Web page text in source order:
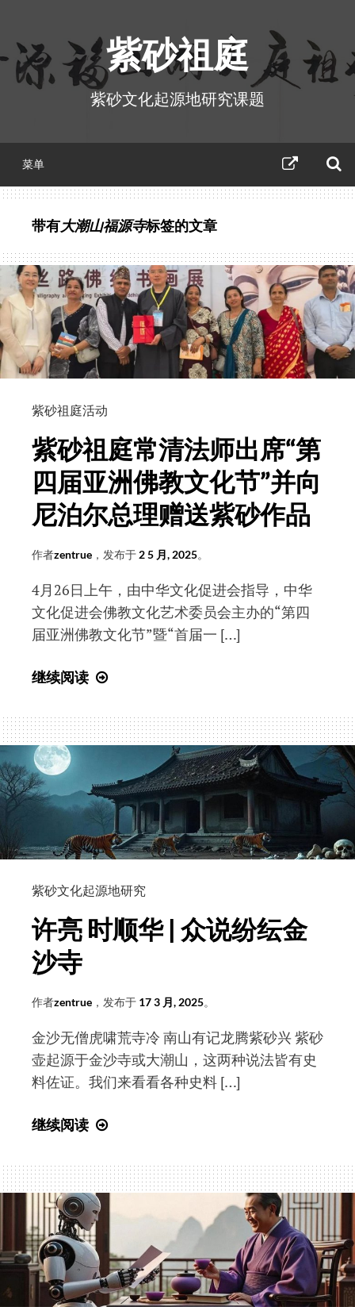
正
紫砂祖庭
紫砂文化起源地研究课题
菜单
祖
带有大潮山福源寺标签的文章
紫砂祖庭活动
紫砂祖庭常清法师出席“第
四届亚洲佛教文化节”并向
尼泊尔总理赠送紫砂作品
作者zentrue ，发布于 2 5 月, 2025。
4月26日上午，由中华文化促进会指导，中华
文化促进会佛教文化艺术委员会主办的“第四
届亚洲佛教文化节”暨“首届一 […]
继续阅读
祖
庭
清
法
师
出
“第
届
佛
文
化
节”
泊
尔
赠
送
紫
紫砂文化起源地研究
许亮 时顺华 | 众说纷纭金
沙寺
作者zentrue ，发布于 17 3 月, 2025。
金沙无僧虎啸荒寺冷 南山有记龙腾紫砂兴 紫砂
壶起源于金沙寺或大潮山，这两种说法皆有史
料佐证。我们来看看各种史料 […]
继续阅读
时
顺
众
说
纷